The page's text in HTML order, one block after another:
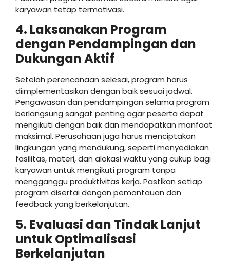
karyawan tetap termotivasi.
4. Laksanakan Program
dengan Pendampingan dan
Dukungan Aktif
Setelah perencanaan selesai, program harus
diimplementasikan dengan baik sesuai jadwal.
Pengawasan dan pendampingan selama program
berlangsung sangat penting agar peserta dapat
mengikuti dengan baik dan mendapatkan manfaat
maksimal. Perusahaan juga harus menciptakan
lingkungan yang mendukung, seperti menyediakan
fasilitas, materi, dan alokasi waktu yang cukup bagi
karyawan untuk mengikuti program tanpa
mengganggu produktivitas kerja. Pastikan setiap
program disertai dengan pemantauan dan
feedback yang berkelanjutan.
5. Evaluasi dan Tindak Lanjut
untuk Optimalisasi
Berkelanjutan